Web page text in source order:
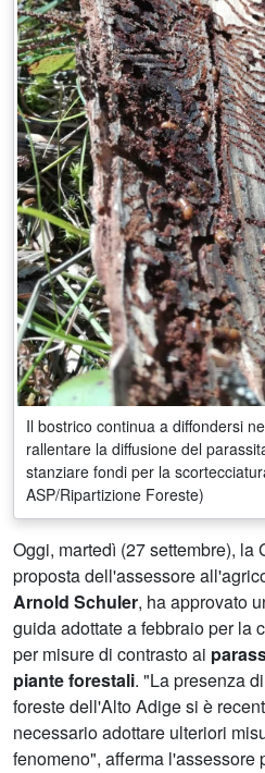
Il bostrico continua a diffondersi
rallentare la diffusione del
stanziare fondi per la
ASP/Ripartizione Foreste)
Oggi, martedì (27 settembre), la
proposta dell'assessore
Arnold Schuler, ha approvato
guida adottate a febbraio per la
per misure di contrasto ai
piante forestali. "La presenza
foreste dell'Alto Adige si è
necessario adottare ulteriori
fenomeno", afferma l'assessore